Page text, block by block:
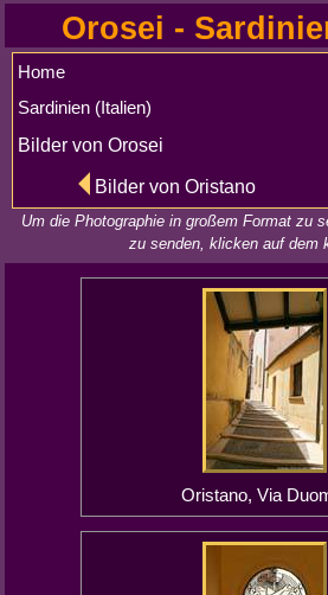
Orosei -
Home
Sardinien (Italien)
Bilder von Orosei
Bilder von Oristano
Um die Photographie in großem Format zu
zu senden, klicken auf dem
Oristano, Via